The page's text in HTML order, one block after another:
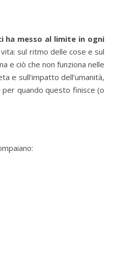
ha messo al limite in ogni
vita: sul ritmo delle cose e sul
e ciò che non funziona nelle
e sull’impatto dell’umanità,
quando questo finisce (o